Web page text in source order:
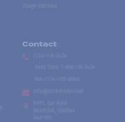
Usage extrême
Contact
(514) 735-2424
Sans frais
1-866-735-2424
Fax:
(514) 735-8046
info@accesradio.com
5591, rue Paré
Montréal, Québec
H4P 1P7